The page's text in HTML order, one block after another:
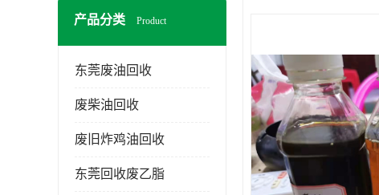
产品分类 Product
东莞废油回收
废柴油回收
废旧炸鸡油回收
东莞回收废乙脂